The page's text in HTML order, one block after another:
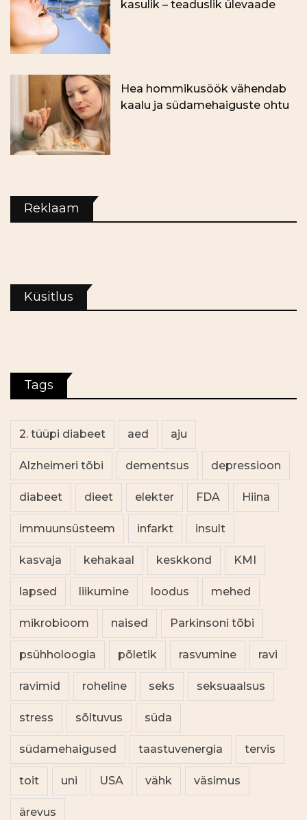
kasulik – teaduslik ülevaade
Hea hommikusöök vähendab
kaalu ja südamehaiguste ohtu
Reklaam
Küsitlus
Tags
2. tüüpi diabeet aed aju
Alzheimeri tõbi dementsus depressioon
diabeet dieet elekter FDA Hiina
immuunsüsteem infarkt insult
kasvaja kehakaal keskkond KMI
lapsed liikumine loodus mehed
mikrobioom naised Parkinsoni tõbi
psühholoogia põletik rasvumine ravi
ravimid roheline seks seksuaalsus
stress sõltuvus süda
südamehaigused taastuvenergia tervis
toit uni USA vähk väsimus
ärevus